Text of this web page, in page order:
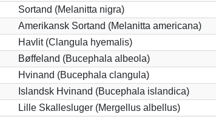
Sortand (Melanitta nigra)
Amerikansk Sortand (Melanitta americana)
Havlit (Clangula hyemalis)
Bøffeland (Bucephala albeola)
Hvinand (Bucephala clangula)
Islandsk Hvinand (Bucephala islandica)
Lille Skallesluger (Mergellus albellus)